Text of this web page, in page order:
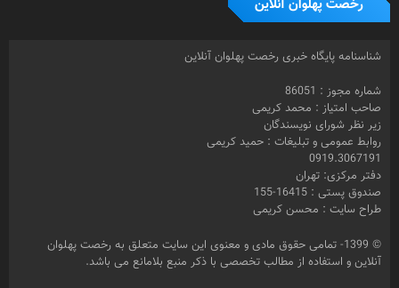
رخصت پهلوان آنلاین
شناسنامه پایگاه خبری رخصت پهلوان آنلاین
شماره مجوز : 86051
صاحب امتیاز : محمد کریمی
زیر نظر شورای نویسندگان
روابط عمومی و تبلیغات : حمید کریمی
0919.3067191
دفتر مرکزی: تهران
صندوق پستی : 16415-155
طراح سایت : محسن کریمی
© 1399- تمامی حقوق مادی و معنوی این سایت متعلق به رخصت پهلوان
آنلاین و استفاده از مطالب تخصصی با ذکر منبع بلامانع می باشد.